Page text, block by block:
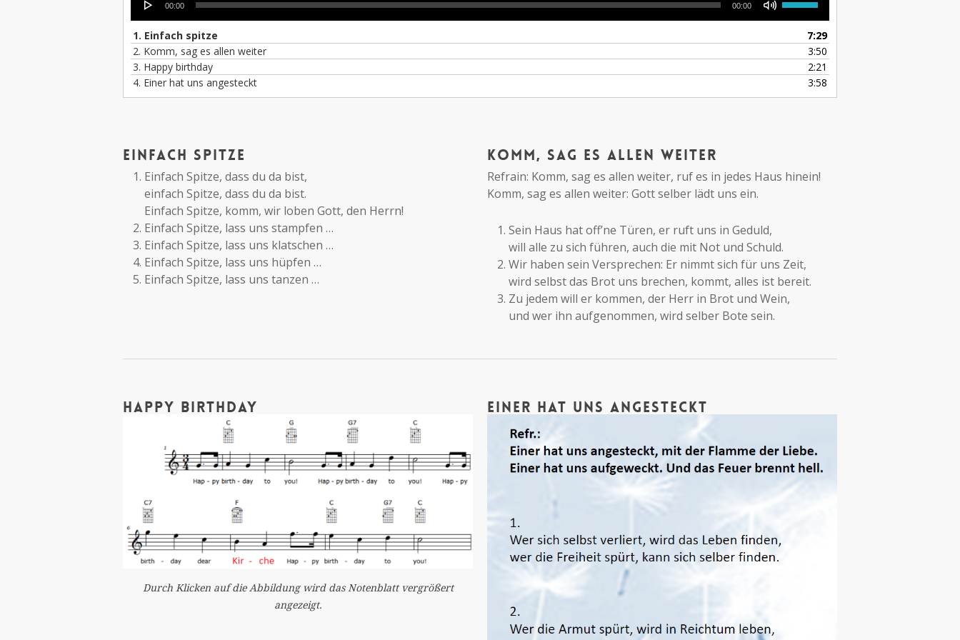
Player
00:00 00:00
um
die
Lautstärke
1. Einfach spitze
7:29
2. Komm, sag es allen weiter
3:50
3. Happy birthday
2:21
4. Einer hat uns angesteckt
3:58
Einfach Spitze
Einfach Spitze, dass du da bist,
einfach Spitze, dass du da bist.
Einfach Spitze, komm, wir loben Gott, den Herrn!
Einfach Spitze, lass uns stampfen …
Einfach Spitze, lass uns klatschen …
Einfach Spitze, lass uns hüpfen …
Einfach Spitze, lass uns tanzen …
Komm, sag es allen weiter
Refrain: Komm, sag es allen weiter, ruf es in jedes Haus hinein!
Komm, sag es allen weiter: Gott selber lädt uns ein.
Sein Haus hat off’ne Türen, er ruft uns in Geduld,
will alle zu sich führen, auch die mit Not und Schuld.
Wir haben sein Versprechen: Er nimmt sich für uns Zeit,
wird selbst das Brot uns brechen, kommt, alles ist bereit.
Zu jedem will er kommen, der Herr in Brot und Wein,
und wer ihn aufgenommen, wird selber Bote sein.
Happy birthday
Durch Klicken auf die Abbildung wird das Notenblatt vergrößert
angezeigt.
Einer hat uns angesteckt